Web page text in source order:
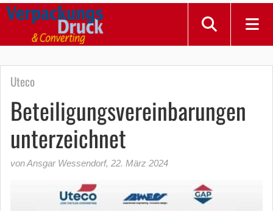
Uteco
Beteiligungsvereinbarungen
unterzeichnet
von Ansgar Wessendorf, 22. März 2024